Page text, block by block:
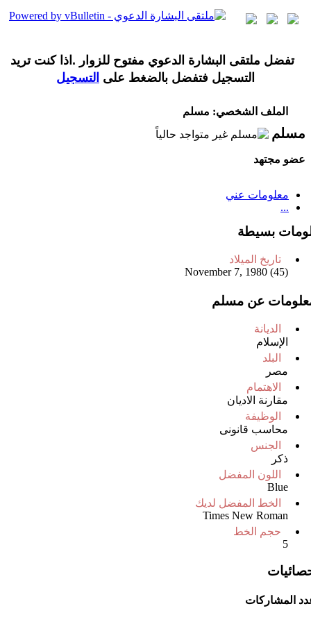
تفضل ملتقى البشارة الدعوي مفتوح للزوار .اذا كنت تريد
التسجيل فتفضل بالضغط على التسجيل
الملف الشخصي: مسلم
مسلم
عضو مجتهد
معلومات عني
...
بسيطة
تاريخ الميلاد
November 7, 1980 (45)
عن مسلم
الديانة
الإسلام
البلد
مصر
الاهتمام
مقارنة الاديان
الوظيفة
محاسب قانونى
الجنس
ذكر
اللون المفضل
Blue
الخط المفضل لديك
Times New Roman
حجم الخط
5
المشاركات